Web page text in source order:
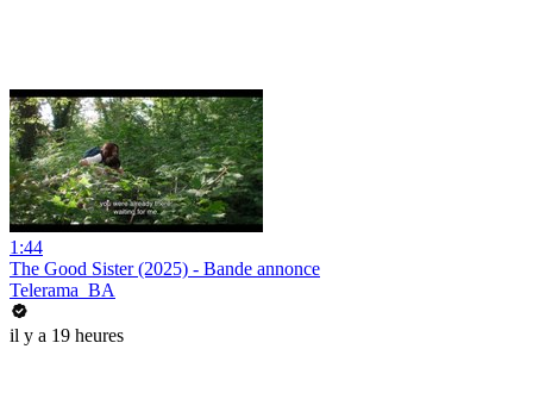
1:44
The Good Sister (2025) - Bande annonce
Telerama_BA
il y a 19 heures